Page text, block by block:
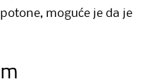
moguće je da je